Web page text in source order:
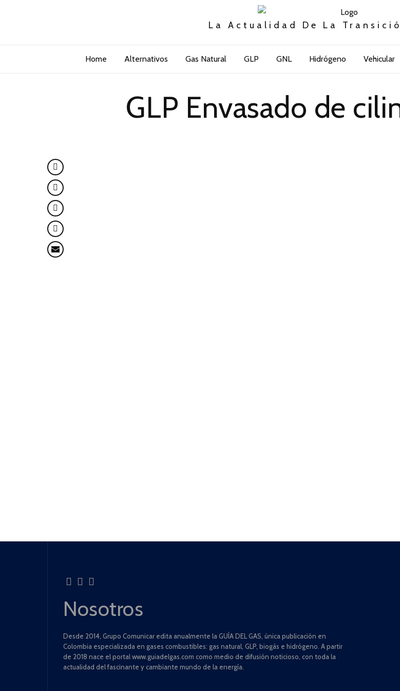
La Actualidad De La
Home Alternativos Gas Natural GLP GNL Hidrógeno Vehicular
GLP Envasado de
Nosotros
Desde 2014, Grupo Comunicar edita anualmente la GUÍA DEL GAS, única publicación en
Colombia especializada en gases combustibles: gas natural, GLP, biogás e hidrógeno. A partir
de 2018 nace el portal www.guiadelgas.com como medio de difusión noticioso, con toda la
actualidad del fascinante y cambiante mundo de la energía.